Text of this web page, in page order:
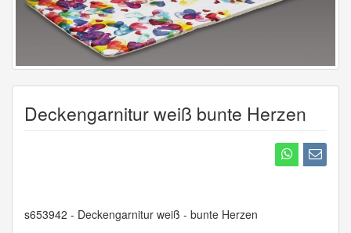
Deckengarnitur weiß bunte Herzen
s653942 - Deckengarnitur weiß - bunte Herzen